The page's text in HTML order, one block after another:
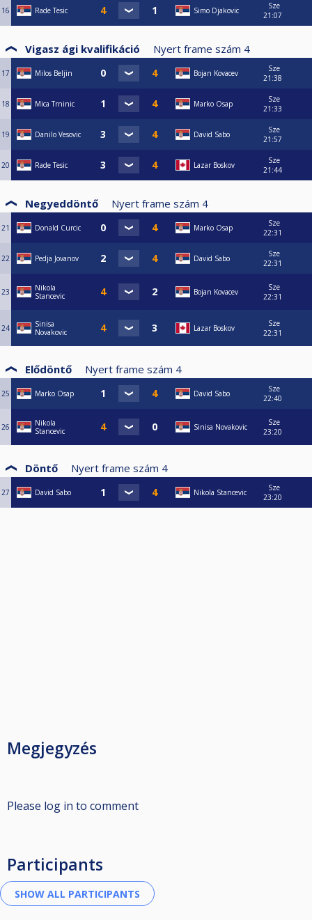
16 Rade Tesic Simo Djakovic
Sze
21:07
Vigasz ági kvalifikáció Nyert frame szám 4
17 Milos Beljin Bojan Kovacev
Sze
21:38
18 Mica Trninic Marko Osap
Sze
21:33
19 Danilo Vesovic David Sabo
Sze
21:57
20 Rade Tesic Lazar Boskov
Sze
21:44
Negyeddöntő Nyert frame szám 4
21 Donald Curcic Marko Osap
Sze
22:31
22 Pedja Jovanov David Sabo
Sze
22:31
23
Nikola
Stancevic
Bojan Kovacev
Sze
22:31
24
Sinisa
Novakovic
Lazar Boskov
Sze
22:31
Elődöntő Nyert frame szám 4
25 Marko Osap David Sabo
Sze
22:40
26
Nikola
Stancevic
Sinisa Novakovic
Sze
23:20
Döntő Nyert frame szám 4
27 David Sabo Nikola Stancevic
Sze
23:20
Megjegyzés
Please log in to comment
Participants